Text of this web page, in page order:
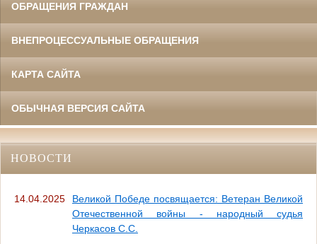
ОБРАЩЕНИЯ ГРАЖДАН
ВНЕПРОЦЕССУАЛЬНЫЕ ОБРАЩЕНИЯ
КАРТА САЙТА
ОБЫЧНАЯ ВЕРСИЯ САЙТА
НОВОСТИ
14.04.2025
Великой Победе посвящается: Ветеран Великой
Отечественной войны - народный судья
Черкасов С.С.